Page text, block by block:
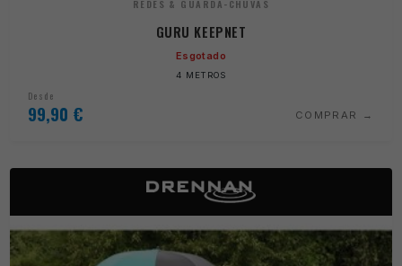
REDES & GUARDA-CHUVAS
GURU KEEPNET
Esgotado
4 METROS
Desde
99,90 € COMPRAR